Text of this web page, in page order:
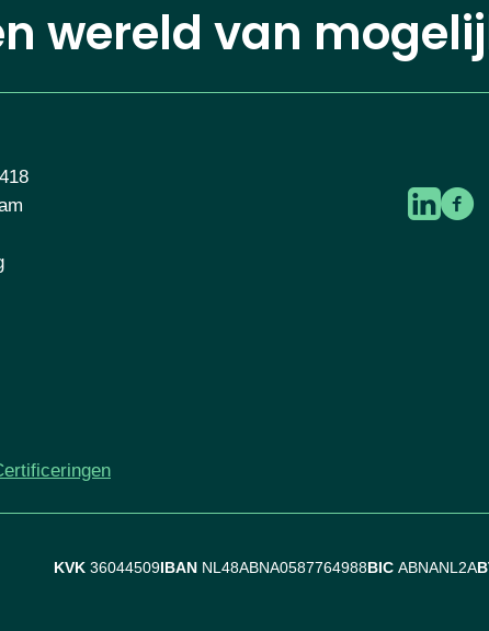
wereld van
KVK 36044509IBAN NL48ABNA0587764988BIC ABNANL2A